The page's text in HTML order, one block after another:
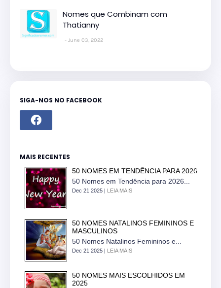
Nomes que Combinam com
Thatianny
June 03, 2022
SIGA-NOS NO FACEBOOK
MAIS RECENTES
50 NOMES EM TENDÊNCIA PARA 2026
50 Nomes em Tendência para 2026...
Dec 21 2025 | LEIA MAIS
50 NOMES NATALINOS FEMININOS E
MASCULINOS
50 Nomes Natalinos Femininos e...
Dec 21 2025 | LEIA MAIS
50 NOMES MAIS ESCOLHIDOS EM
2025